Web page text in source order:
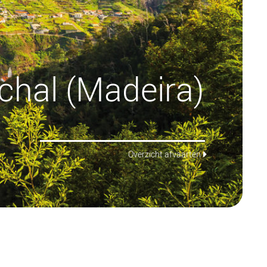
(Madeira)
Overzicht afvaarten